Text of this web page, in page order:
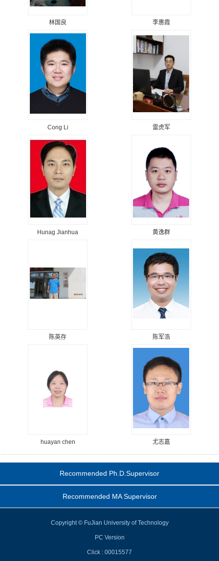
林国良 李惠霞
Cong Li 雷虎军
Hunag Jianhua 黄逸群
陈英存 陈军浩
huayan chen 尤志嘉
Recommended Ph.D.Supervisor
Recommended MA Supervisor
Copyright © FuJian University of Technology
PC Version
Click : 00015577